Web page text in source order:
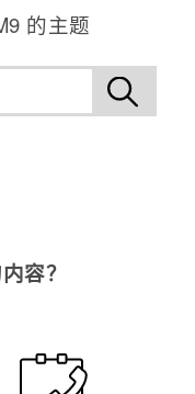
的主题
容？